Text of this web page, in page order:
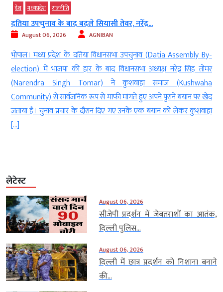
देश मध्‍यप्रदेश राजनीति
दतिया उपचुनाव के बाद बदले सियासी तेवर, नरेंद्र...
August 06, 2026 AGNIBAN
भोपाल। मध्य प्रदेश के दतिया विधानसभा उपचुनाव (Datia Assembly By-
election) में भाजपा की हार के बाद विधानसभा अध्यक्ष नरेंद्र सिंह तोमर
(Narendra Singh Tomar) ने कुशवाहा समाज (Kushwaha
Community) से सार्वजनिक रूप से माफी मांगते हुए अपने पुराने बयान पर खेद
जताया है। चुनाव प्रचार के दौरान दिए गए उनके एक बयान को लेकर कुशवाहा
[…]
लेटेस्ट
August 06, 2026
सीजेपी प्रदर्शन में जेबतराशों का आतंक,
दिल्ली पुलिस...
August 06, 2026
दिल्ली में छात्र प्रदर्शन को निशाना बनाने
की...